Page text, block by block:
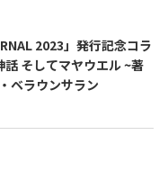
2023」発行記念コラ
話 そしてマヤウエル ~著
ベラウンサラン